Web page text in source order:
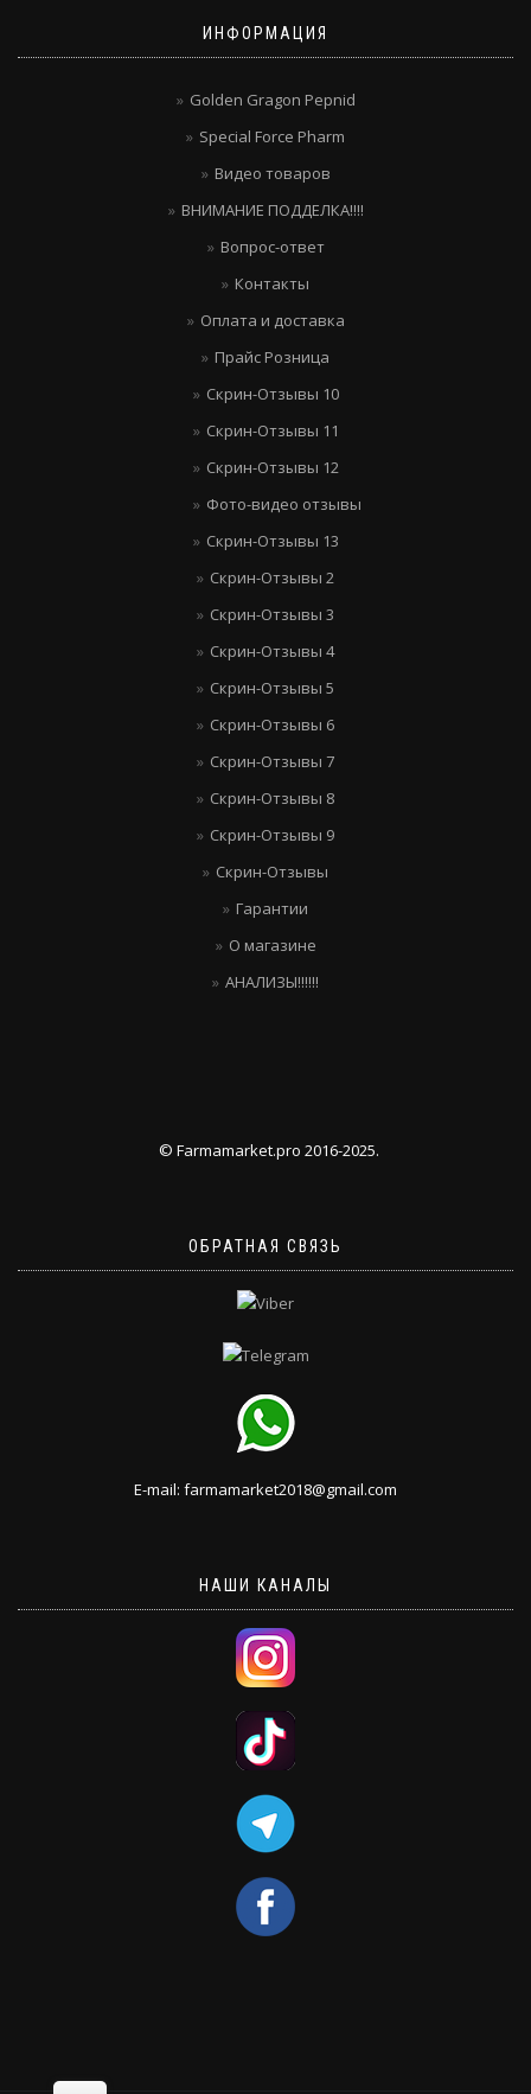
ИНФОРМАЦИЯ
Golden Gragon Pepnid
Special Force Pharm
Видео товаров
ВНИМАНИЕ ПОДДЕЛКА!!!!
Вопрос-ответ
Контакты
Оплата и доставка
Прайс Розница
Скрин-Отзывы 10
Скрин-Отзывы 11
Скрин-Отзывы 12
Фото-видео отзывы
Скрин-Отзывы 13
Скрин-Отзывы 2
Скрин-Отзывы 3
Скрин-Отзывы 4
Скрин-Отзывы 5
Скрин-Отзывы 6
Скрин-Отзывы 7
Скрин-Отзывы 8
Скрин-Отзывы 9
Скрин-Отзывы
Гарантии
О магазине
АНАЛИЗЫ!!!!!!
© Farmamarket.pro 2016-2025.
ОБРАТНАЯ СВЯЗЬ
E-mail: farmamarket2018@gmail.com
НАШИ КАНАЛЫ